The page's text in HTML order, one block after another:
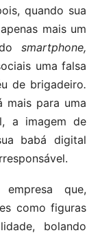
quando sua
mais um
smartphone,
uma falsa
de brigadeiro.
mais para uma
a imagem de
babá digital
que,
como figuras
bolando